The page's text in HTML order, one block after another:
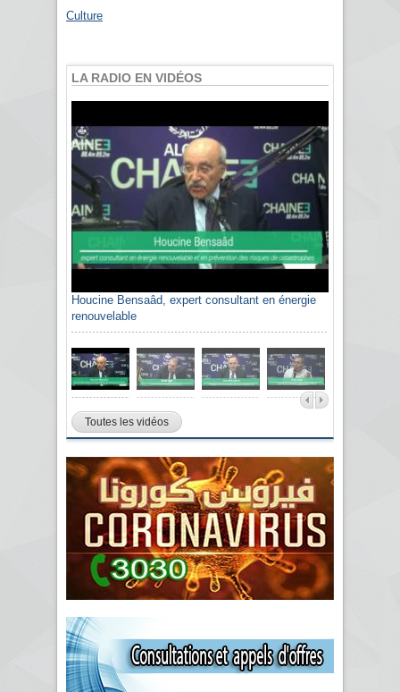
Culture
LA RADIO EN VIDÉOS
Houcine Bensaâd, expert consultant en énergie
renouvelable
Toutes les vidéos